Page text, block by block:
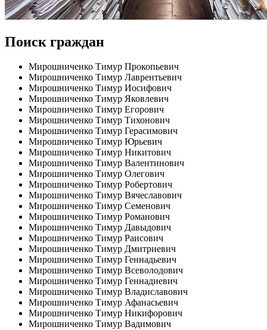
Поиск граждан
Мирошниченко Тимур Прокопьевич
Мирошниченко Тимур Лаврентьевич
Мирошниченко Тимур Иосифович
Мирошниченко Тимур Яковлевич
Мирошниченко Тимур Егорович
Мирошниченко Тимур Тихонович
Мирошниченко Тимур Герасимович
Мирошниченко Тимур Юрьевич
Мирошниченко Тимур Никитович
Мирошниченко Тимур Валентинович
Мирошниченко Тимур Олегович
Мирошниченко Тимур Робертович
Мирошниченко Тимур Вячеславович
Мирошниченко Тимур Семенович
Мирошниченко Тимур Романович
Мирошниченко Тимур Давыдович
Мирошниченко Тимур Раисович
Мирошниченко Тимур Дмитриевич
Мирошниченко Тимур Геннадьевич
Мирошниченко Тимур Всеволодович
Мирошниченко Тимур Геннадиевич
Мирошниченко Тимур Владиславович
Мирошниченко Тимур Афанасьевич
Мирошниченко Тимур Никифорович
Мирошниченко Тимур Вадимович